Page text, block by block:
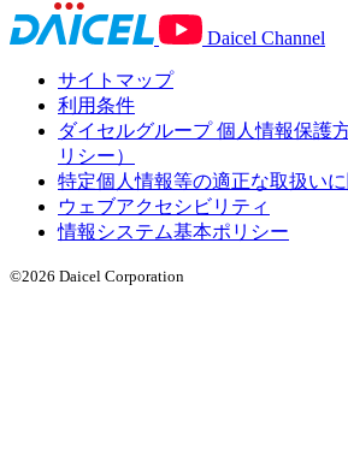
Daicel Channel
サイトマップ
利用条件
ダイセルグループ 個人情報保護
リシー）
特定個人情報等の適正な取扱い
ウェブアクセシビリティ
情報システム基本ポリシー
©2026 Daicel Corporation